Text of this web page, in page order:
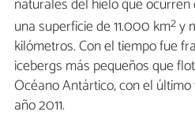
naturales del hielo que
una superficie de 11.000 km2y
kilómetros. Con el tiempo fue
icebergs más pequeños que
Océano Antártico, con el
año 2011.